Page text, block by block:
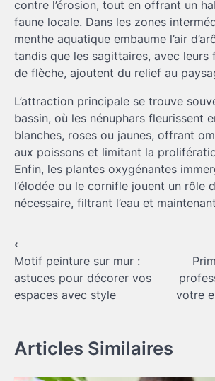
contre l’érosion, tout en offrant un
faune locale. Dans les zones
menthe aquatique embaume l’air
tandis que les sagittaires, avec leurs
de flèche, ajoutent du relief au
L’attraction principale se trouve
bassin, où les nénuphars fleurissent
blanches, roses ou jaunes, offrant
aux poissons et limitant la
Enfin, les plantes oxygénantes
l’élodée ou le cornifle jouent un rôle
nécessaire, filtrant l’eau et
Navigation
de
l’article
⟵
Motif peinture sur mur :
astuces pour décorer vos
espaces avec style
votre
Articles Similaires